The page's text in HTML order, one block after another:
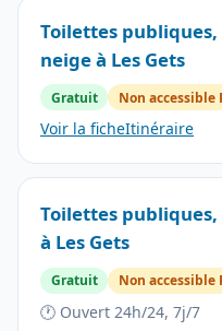
Toilettes
neige à Les Gets
Gratuit Non accessible
Voir la ficheItinéraire
Toilettes publiques,
à Les Gets
Gratuit Non accessible
🕐 Ouvert 24h/24, 7j/7